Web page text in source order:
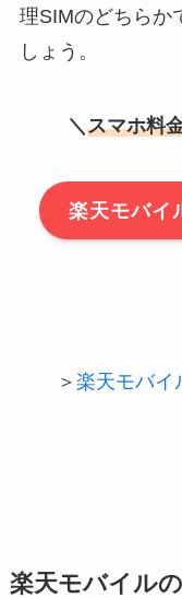
理SIMのどちらか
しょう。
＼ スマホ料
楽天モバイ
＞楽天モバイ
楽天モバイル